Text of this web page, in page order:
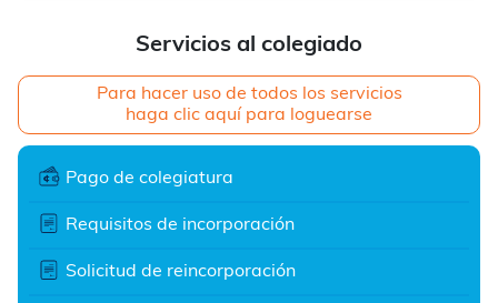
Servicios al colegiado
Para hacer uso de todos los servicios
haga clic aquí para loguearse
Pago de colegiatura
Requisitos de incorporación
Solicitud de reincorporación